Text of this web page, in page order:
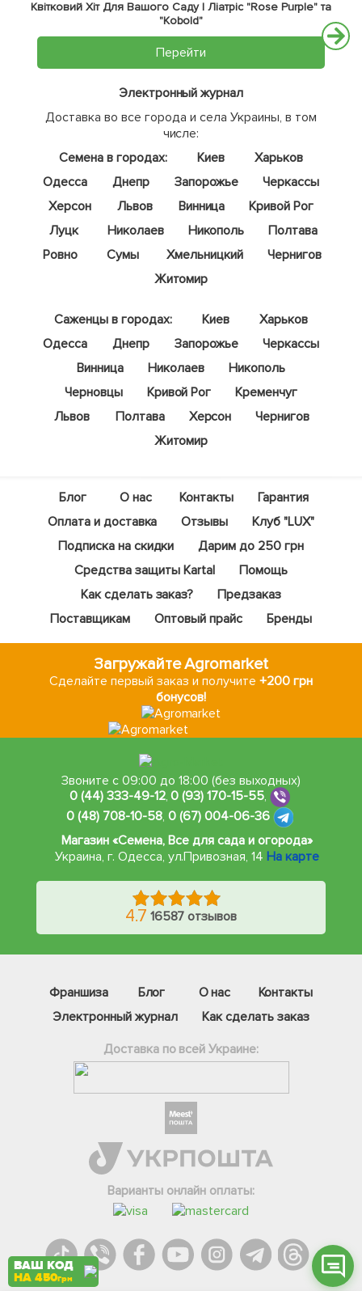
Квітковий Хіт Для Вашого Саду | Ліатріс "Rose Purple" та
"Kobold"
Перейти
Электронный журнал
Доставка во все города и села Украины, в том
числе:
Семена в городах:
Киев
Харьков
Одесса
Днепр Запорожье
Черкассы
Херсон
Львов Винница
Кривой Рог
Луцк
Николаев Никополь
Полтава
Ровно
Сумы Хмельницкий
Чернигов
Житомир
Саженцы в городах: Киев
Харьков
Одесса
Днепр Запорожье
Черкассы
Винница
Николаев
Никополь
Черновцы
Кривой Рог
Кременчуг
Львов
Полтава Херсон
Чернигов
Житомир
Блог О нас Контакты
Гарантия
Оплата и доставка
Отзывы
Клуб "LUX"
Подписка на скидки
Дарим до 250 грн
Средства защиты Kartal
Помощь
Как сделать заказ?
Предзаказ
Поставщикам
Оптовый прайс Бренды
Загружайте Agromarket
Сделайте первый заказ и получите +200 грн
бонусов!
Звоните с 09:00 до 18:00 (без выходных)
0 (44) 333-49-12,0 (93) 170-15-55,
0 (48) 708-10-58, 0 (67) 004-06-36
Магазин «Семена, Все для сада и огорода»
Украина, г. Одесса, ул.Привозная, 14 На карте
4.7 16587 отзывов
Франшиза Блог О нас
Контакты
Электронный журнал
Как сделать заказ
Доставка по всей Украине:
Варианты онлайн оплаты:
Інстаграм
Онлайн чат
ВАШ КОД
НА 450грн